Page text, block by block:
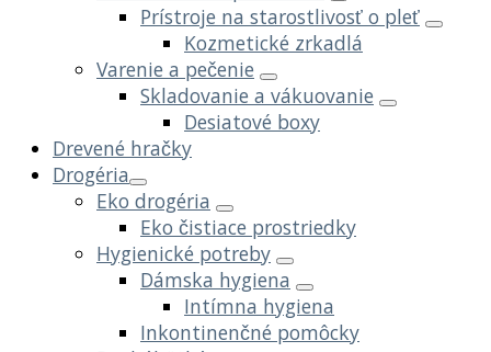
Prístroje na starostlivosť o pleť
Kozmetické zrkadlá
Varenie a pečenie
Skladovanie a vákuovanie
Desiatové boxy
Drevené hračky
Drogéria
Eko drogéria
Eko čistiace prostriedky
Hygienické potreby
Dámska hygiena
Intímna hygiena
Inkontinenčné pomôcky